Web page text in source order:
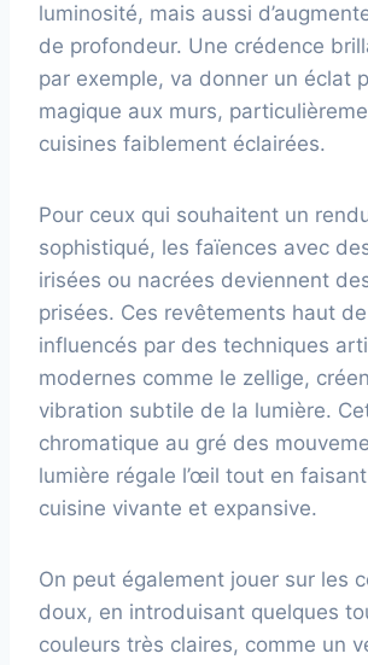
luminosité, mais aussi
de profondeur. Une crédence
par exemple, va donner un éclat
magique aux murs,
cuisines faiblement éclairées.
Pour ceux qui souhaitent un
sophistiqué, les faïences avec
irisées ou nacrées deviennent
prisées. Ces revêtements haut
influencés par des techniques
modernes comme le zellige,
vibration subtile de la lumière.
chromatique au gré des
lumière régale l’œil tout en
cuisine vivante et expansive.
On peut également jouer sur les
doux, en introduisant quelques
couleurs très claires, comme un